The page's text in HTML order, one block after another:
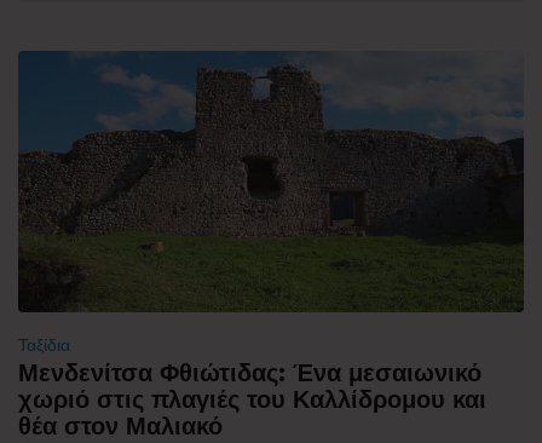
Ταξίδια
Μενδενίτσα Φθιώτιδας: Ένα μεσαιωνικό
χωριό στις πλαγιές του Καλλίδρομου και
θέα στον Μαλιακό